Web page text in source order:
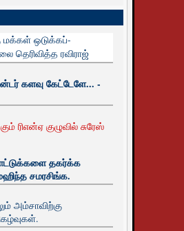
மக்கள் ஒடுக்கப்-
தெரிவித்த ரவிராஜ்
களவு கேட்டேளே... -
ரிஎன்ஏ குழுவில் சுரேஸ்
தகர்க்க
சமரசிங்க.
அம்சாவிற்கு